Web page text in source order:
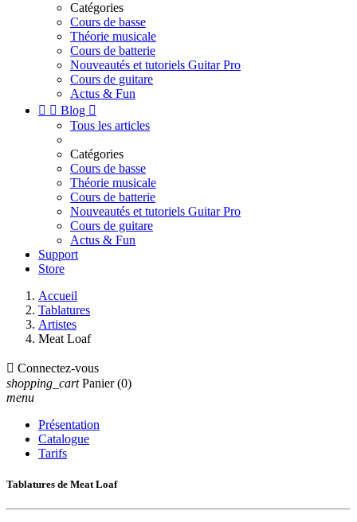
Catégories
Cours de basse
Théorie musicale
Cours de batterie
Nouveautés et tutoriels Guitar Pro
Cours de guitare
Actus & Fun
  Blog 
Tous les articles
Catégories
Cours de basse
Théorie musicale
Cours de batterie
Nouveautés et tutoriels Guitar Pro
Cours de guitare
Actus & Fun
Support
Store
Accueil
Tablatures
Artistes
Meat Loaf
 Connectez-vous
shopping_cart Panier (0)
menu
Présentation
Catalogue
Tarifs
Tablatures de Meat Loaf